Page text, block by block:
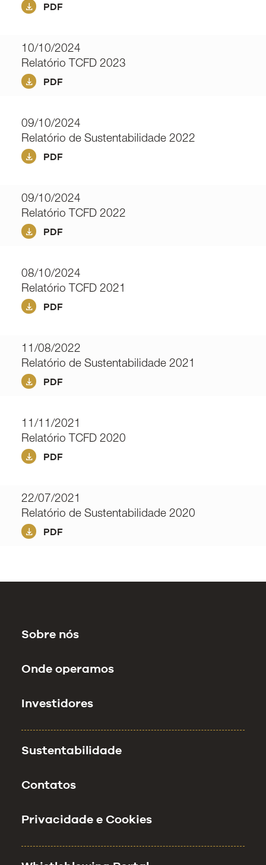
PDF
10/10/2024
Relatório TCFD 2023
PDF
09/10/2024
Relatório de Sustentabilidade 2022
PDF
09/10/2024
Relatório TCFD 2022
PDF
08/10/2024
Relatório TCFD 2021
PDF
11/08/2022
Relatório de Sustentabilidade 2021
PDF
11/11/2021
Relatório TCFD 2020
PDF
22/07/2021
Relatório de Sustentabilidade 2020
PDF
Sobre nós
Onde operamos
Investidores
Sustentabilidade
Contatos
Privacidade e Cookies